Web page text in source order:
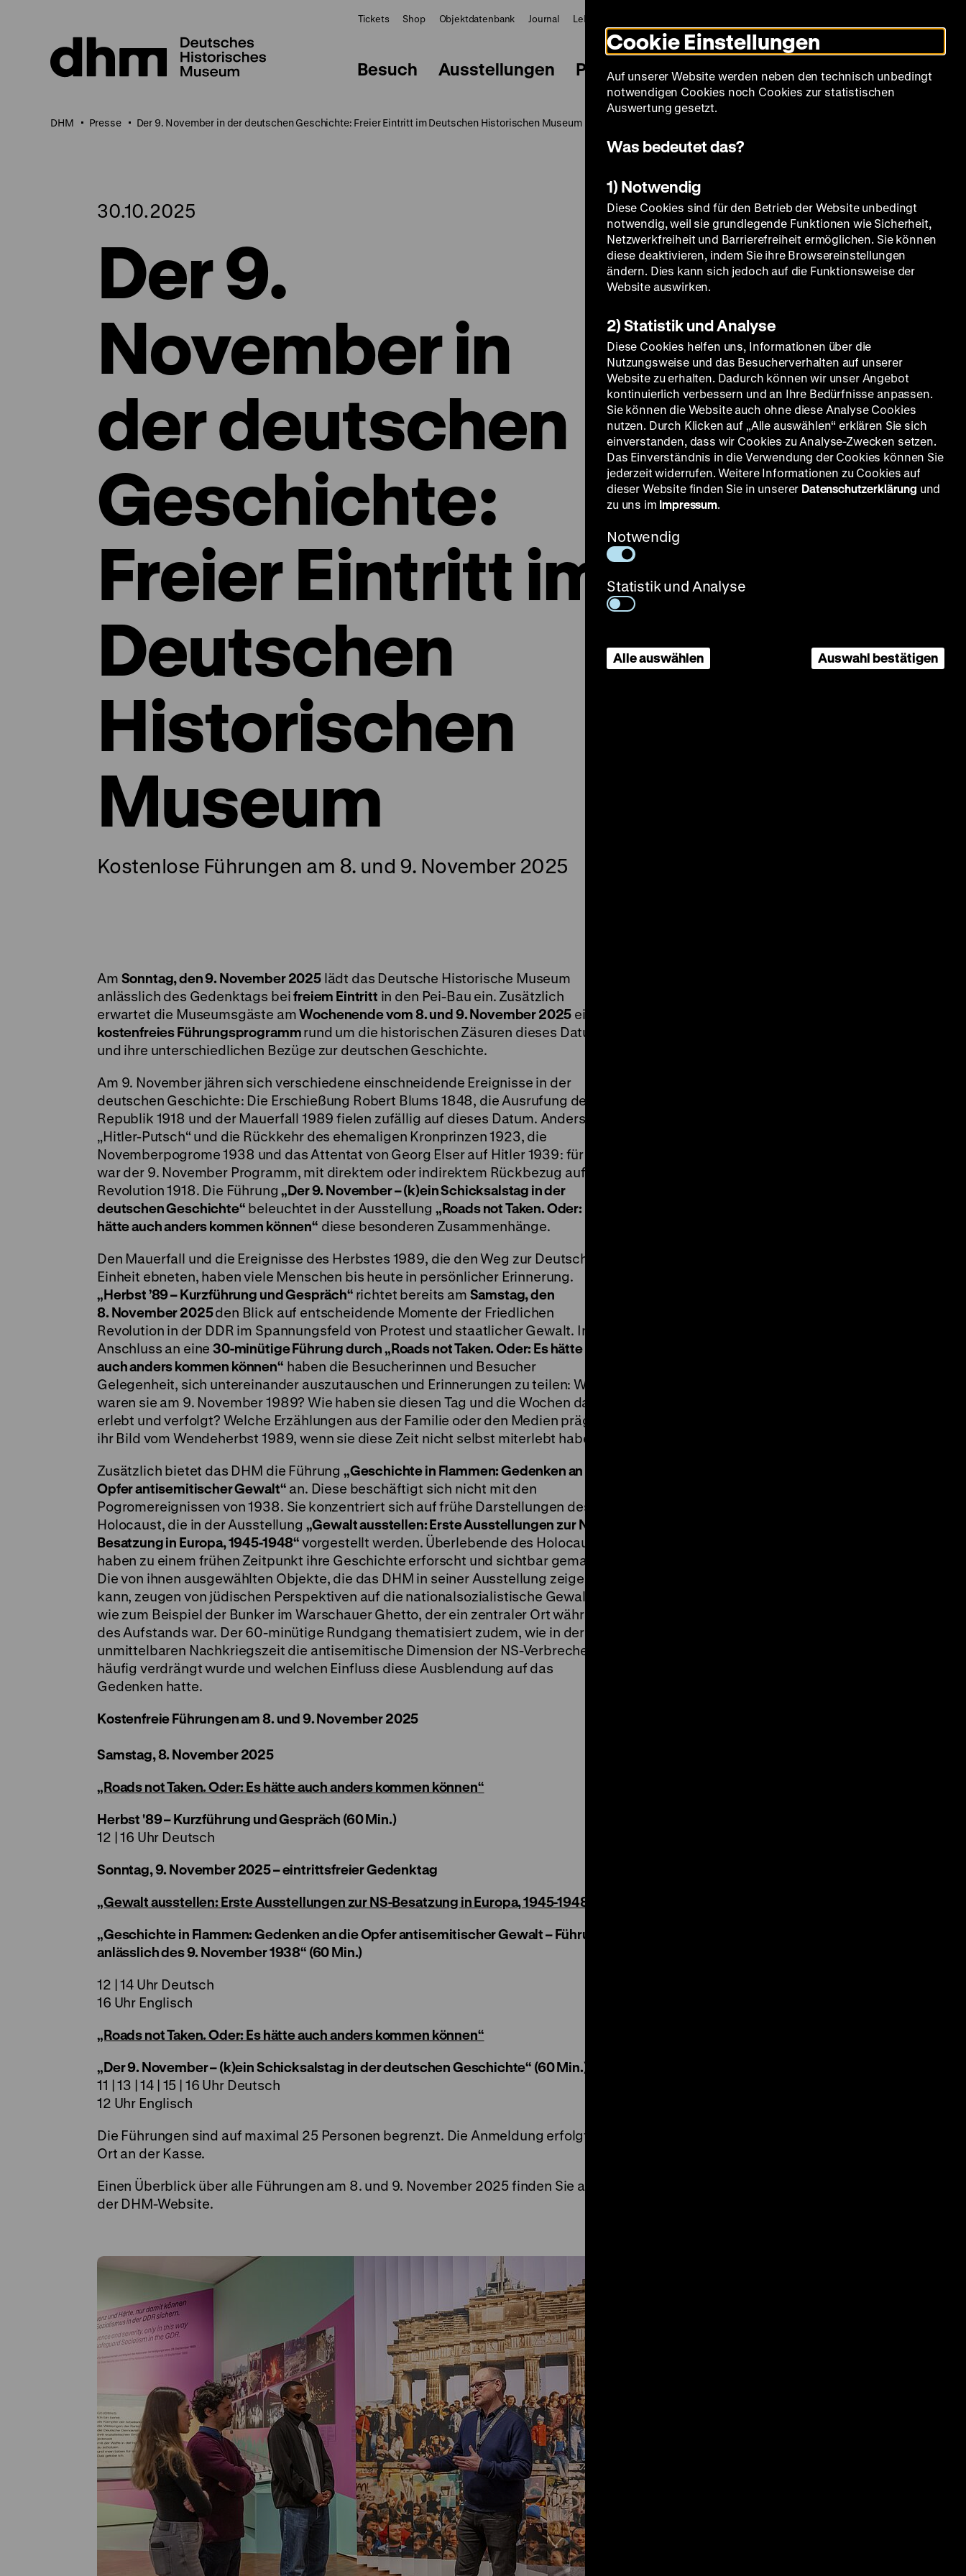
Seiteninhalt
springen
Tickets Shop Objektdatenbank Journal LeMO
Modus
umschalten
zum
Deutschen
Historischen
in
Deutscher
zum
Deutschen
Historischen
in
Leichter
Besuch Ausstellungen Programm Sammlung Bildung Museum
DHM Presse Der 9. November in der deutschen Geschichte: Freier Eintritt im Deutschen Historischen Museum
30.10.2025
Der 9.
November in
der deutschen
Geschichte:
Freier Eintritt im
Deutschen
Historischen
Museum
Kostenlose Führungen am 8. und 9. November 2025
Am Sonntag, den 9. November 2025lädt das Deutsche Historische Museum
anlässlich des Gedenktags beifreiem Eintritt in den Pei-Bau ein. Zusätzlich
erwartet die Museumsgäste amWochenende vom 8. und 9. November 2025 ein
kostenfreies Führungsprogrammrund um die historischen Zäsuren dieses Datums
und ihre unterschiedlichen Bezüge zur deutschen Geschichte.
Am 9. Novemberjähren sich verschiedene einschneidende Ereignisse in der
deutschen Geschichte: Die Erschießung Robert Blums 1848, die Ausrufung der
Republik 1918 und der Mauerfall 1989 fielen zufällig auf dieses Datum. Anders der
„Hitler-Putsch“ und die Rückkehr des ehemaligen Kronprinzen 1923, die
Novemberpogrome 1938 und das Attentat von Georg Elser auf Hitler 1939: für sie
war der 9. November Programm, mit direktem oder indirektem Rückbezug auf die
Revolution 1918. Die Führung„Der 9. November – (k)ein Schicksalstag in der
deutschen Geschichte“ beleuchtet in der Ausstellung „Roads not Taken. Oder: Es
hätte auch anders kommen können“ diese besonderen Zusammenhänge.
Den Mauerfall und die Ereignisse des Herbstes 1989, die den Weg zur Deutschen
Einheit ebneten, haben viele Menschen bis heute in persönlicher Erinnerung.
„Herbst ’89 – Kurzführung und Gespräch“ richtet bereits am Samstag, den
8. November 2025den Blick auf entscheidende Momente der Friedlichen
Revolution in der DDR im Spannungsfeld von Protest und staatlicher Gewalt. Im
Anschluss an eine30-minütige Führung durch „Roads not Taken. Oder: Es hätte
auch anders kommen können“ haben die Besucherinnen und Besucher
Gelegenheit, sich untereinander auszutauschen und Erinnerungen zu teilen: Wo
waren sie am 9. November 1989? Wie haben sie diesen Tag und die Wochen davor
erlebt und verfolgt? Welche Erzählungen aus der Familie oder den Medien prägen
ihr Bild vom Wendeherbst 1989, wenn sie diese Zeit nicht selbst miterlebt haben?
Zusätzlich bietet das DHM die Führung „Geschichte in Flammen: Gedenken an die
Opfer antisemitischer Gewalt“ an. Diese beschäftigt sich nicht mit den
Pogromereignissen von 1938. Sie konzentriert sich auf frühe Darstellungen des
Holocaust, die in der Ausstellung „Gewalt ausstellen: Erste Ausstellungen zur NS-
Besatzung in Europa, 1945-1948“vorgestellt werden. Überlebende des Holocaust
haben zu einem frühen Zeitpunkt ihre Geschichte erforscht und sichtbar gemacht.
Die von ihnen ausgewählten Objekte, die das DHM in seiner Ausstellung zeigen
kann, zeugen von jüdischen Perspektiven auf die nationalsozialistische Gewalt,
wie zum Beispiel der Bunker im Warschauer Ghetto, der ein zentraler Ort während
des Aufstands war. Der 60-minütige Rundgang thematisiert zudem, wie in der
unmittelbaren Nachkriegszeit die antisemitische Dimension der NS-Verbrechen
häufig verdrängt wurde und welchen Einfluss diese Ausblendung auf das
Gedenken hatte.
Kostenfreie Führungen am 8. und 9. November 2025
Samstag, 8. November 2025
„Roads not Taken. Oder: Es hätte auch anders kommen können“
Herbst '89 – Kurzführung und Gespräch (60 Min.)
12 | 16 Uhr Deutsch
Sonntag, 9. November 2025 – eintrittsfreier Gedenktag
„Gewalt ausstellen: Erste Ausstellungen zur NS-Besatzung in Europa, 1945-1948“
„Geschichte in Flammen: Gedenken an die Opfer antisemitischer Gewalt – Führung
anlässlich des 9. November 1938“ (60 Min.)
12 | 14 Uhr Deutsch
16 Uhr Englisch
„Roads not Taken. Oder: Es hätte auch anders kommen können“
„Der 9. November – (k)ein Schicksalstag in der deutschen Geschichte“ (60 Min.)
11 | 13 | 14 | 15 | 16 Uhr Deutsch
12 Uhr Englisch
Die Führungen sind auf maximal 25 Personen begrenzt. Die Anmeldung erfolgt vor
Ort an der Kasse.
Einen Überblick über alle Führungen am 8. und 9. November 2025 finden Sie auf
der DHM-Website.
Cookie Einstellungen
Auf unserer Website werden neben den technisch unbedingt
notwendigen Cookies noch Cookies zur statistischen
Auswertung gesetzt.
Was bedeutet das?
1) Notwendig
Diese Cookies sind für den Betrieb der Website unbedingt
notwendig, weil sie grundlegende Funktionen wie Sicherheit,
Netzwerkfreiheit und Barrierefreiheit ermöglichen. Sie können
diese deaktivieren, indem Sie ihre Browsereinstellungen
ändern. Dies kann sich jedoch auf die Funktionsweise der
Website auswirken.
2) Statistik und Analyse
Diese Cookies helfen uns, Informationen über die
Nutzungsweise und das Besucherverhalten auf unserer
Website zu erhalten. Dadurch können wir unser Angebot
kontinuierlich verbessern und an Ihre Bedürfnisse anpassen.
Sie können die Website auch ohne diese Analyse Cookies
nutzen. Durch Klicken auf „Alle auswählen“ erklären Sie sich
einverstanden, dass wir Cookies zu Analyse-Zwecken setzen.
Das Einverständnis in die Verwendung der Cookies können Sie
jederzeit widerrufen. Weitere Informationen zu Cookies auf
dieser Website finden Sie in unserer Datenschutzerklärung und
zu uns im Impressum.
Notwendig
Statistik und Analyse
Alle auswählen Auswahl bestätigen